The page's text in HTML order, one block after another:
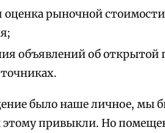
оценка рыночной
объявлений об открытой
было наше личное, мы
этому привыкли. Но